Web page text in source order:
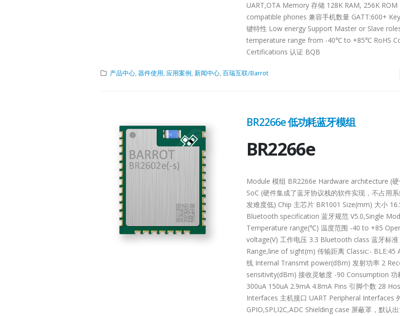
UART,OTA Memory 存储 128K RAM, 256K
compatible phones 兼容手机数量 GATT:600+
键特性 Low energy Support Master or Slave
temperature range from -40℃ to +85℃ RoHS
Certifications 认证 BQB
产品中心,器件使用,应用案例,新闻中心,百瑞互联/Barrot
BR2266e 低功耗蓝牙模组
BR2266e
Module 模组 BR2266e Hardware architecture (
SoC (硬件集成了蓝牙协议栈的软件实现，不占用
发难度低) Chip 主芯片 BR1001 Size(mm) 大小
Bluetooth specification 蓝牙规范 V5.0,Single
Temperature range(℃) 温度范围 -40 to +85
voltage(V) 工作电压 3.3 Bluetooth class 蓝牙标准
Range,line of sight(m) 传输距离 Classic:- BLE:45
线 Internal Transmit power(dBm) 发射功率 2
sensitivity(dBm) 接收灵敏度 -90 Consumption 功
300uA 150uA 2.9mA 4.8mA Pins 引脚个数 28
Interfaces 主机接口 UART Peripheral Interfaces
GPIO,SPI,I2C,ADC Shielding case 屏蔽罩，默认
USB2.0 ExtenderLT8311XE-
QLT8312LT8311SXLT8311EXSingle-
ChipModeSupport√√××CableEthernet/USBEthernet/
ChipModeSupport√√√√CableEthernet/USB CableEthernet/USB
The extended distance
Technical...
阅读更多
Lontium USB2.0
HDMI MatrixCrosspoint SwitchMixed
PHYHDMI2.0 +4Port MIPIHDMI2.0 +4/
Port MIPIHDMI2.1 +4Port
×HDCP2.3/1.4/1.3HDCP2.3/1.4/
×I2S/TDM/SPDIFIN/OUT comboI2S/
×ARC/eARCARC/eARCARC/eARCARC/
14x14QFN128-
12x12TQFP100-
4.2x5.3QFN54-
10x5.5QFN128-
12.3x12.3QFN128-
12.3x12.3BGA288-
12x12QFN12812.3x12.3BGA288-
12x12Others2x Down Scaler2x Down
to-
1Analog switchRedriverRetimerMixed
Technical
Documentation
The
27
6 月